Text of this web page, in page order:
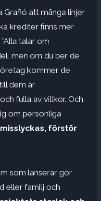
Grañó att många linjer
krediter finns mer
talar om
men om du ber de
kommer de
dem är
fulla av villkor. Och
om personliga
förstör
som lanserar gör
eller familj och